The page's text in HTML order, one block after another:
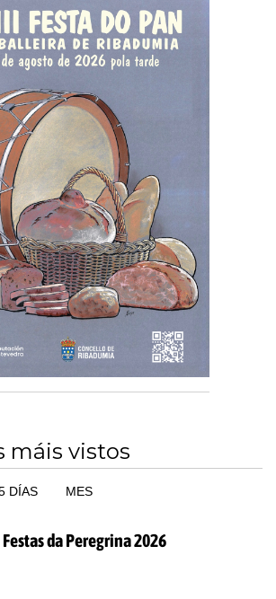
máis vistos
DÍAS MES
Festas da Peregrina 2026